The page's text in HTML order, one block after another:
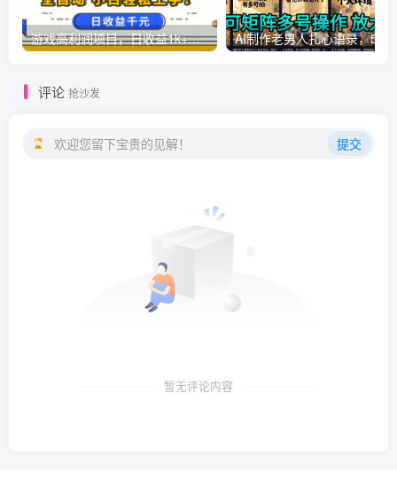
游戏高利润项目，日收益1k+，全自动，无需值守，解放双手，小白轻松上手【揭秘】
评论 抢沙发
欢迎您留下宝贵的见解！ 提交
暂无评论内容